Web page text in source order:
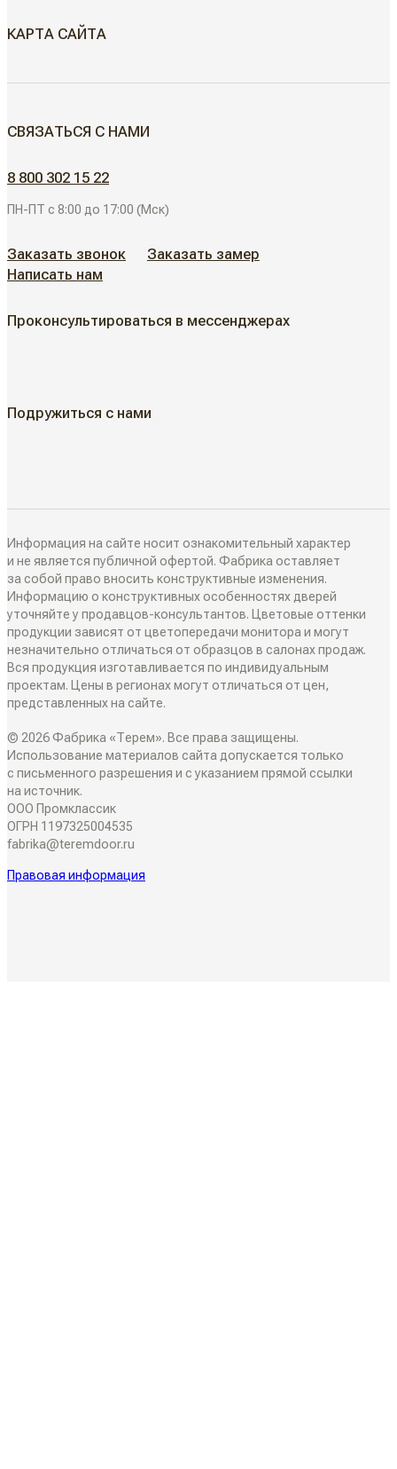
КАРТА САЙТА
АЛЮМИНИЕВЫЕ РЕШЕНИЯ
АКЦИИ
КАК КУПИТЬ
Как замерить
Дизайнеры в вашем городе
Блог
РАЗДВИЖНЫЕ ПЕРЕГОРОДКИ
Классические перегородки
Современные перегородки
Алюминиевые перегородки
СИСТЕМЫ ОТКРЫВАНИЯ
Распашные двери
Складные двери
Поворотные двери
Двери-купе
Откатные двери
ИНТЕРЬЕРНЫЕ РЕШЕНИЯ
Плинтусы
Накладки на входные двери
Стеновые панели
Декоративные рейки
Скрытые двери
Белые двери
Алюминиевые двери
О КОМПАНИИ
Семейное дело
Двери для жизни
СОТРУДНИЧЕСТВО
СВЯЗАТЬСЯ С НАМИ
8 800 302 15 22
ПН-ПТ с 8:00 до 17:00 (Мск)
Заказать звонок
Заказать замер
Написать нам
Проконсультироваться в мессенджерах
Подружиться с нами
Информация на сайте носит ознакомительный характер
и не является публичной офертой. Фабрика оставляет
за собой право вносить конструктивные изменения.
Информацию о конструктивных особенностях дверей
уточняйте у продавцов-консультантов. Цветовые оттенки
продукции зависят от цветопередачи монитора и могут
незначительно отличаться от образцов в салонах продаж.
Вся продукция изготавливается по индивидуальным
проектам. Цены в регионах могут отличаться от цен,
представленных на сайте.
© 2026 Фабрика «Терем». Все права защищены.
Использование материалов сайта допускается только
с письменного разрешения и с указанием прямой ссылки
на источник.
ООО Промклассик
ОГРН 1197325004535
fabrika@teremdoor.ru
Правовая информация